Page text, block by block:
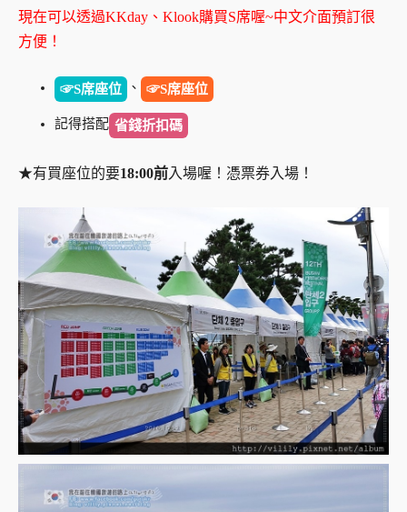
現在可以透過KKday、Klook購買S席喔~中文介面預訂很
方便！
☞S席座位 、 ☞S席座位
記得搭配 省錢折扣碼
★有買座位的要18:00前入場喔！憑票券入場！